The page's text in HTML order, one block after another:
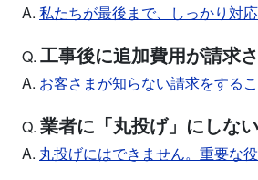
A. 私たちが最後まで、しっかり対応
Q. 工事後に追加費用が請求
A. お客さまが知らない請求をするこ
Q. 業者に「丸投げ」にしな
A. 丸投げにはできません。重要な役割